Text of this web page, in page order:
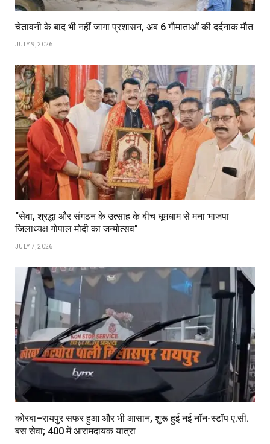
चेतावनी के बाद भी नहीं जागा प्रशासन, अब 6 गौमाताओं की दर्दनाक मौत
JULY 9, 2026
“सेवा, श्रद्धा और संगठन के उत्साह के बीच धूमधाम से मना भाजपा
जिलाध्यक्ष गोपाल मोदी का जन्मोत्सव”
JULY 7, 2026
कोरबा–रायपुर सफर हुआ और भी आसान, शुरू हुई नई नॉन-स्टॉप ए.सी.
बस सेवा; ₹400 में आरामदायक यात्रा